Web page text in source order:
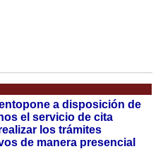
a disposición de
el servicio de cita
los trámites
de manera presencial